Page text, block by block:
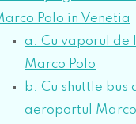
Polo in Venetia
a. Cu vaporul de
Marco Polo
b. Cu shuttle bus
aeroportul